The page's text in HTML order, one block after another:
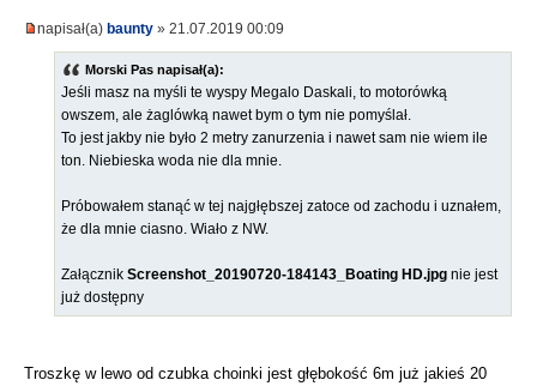
napisał(a) baunty » 21.07.2019 00:09
Morski Pas napisał(a):
Jeśli masz na myśli te wyspy Megalo Daskali, to motorówką
owszem, ale żaglówką nawet bym o tym nie pomyślał.
To jest jakby nie było 2 metry zanurzenia i nawet sam nie wiem ile
ton. Niebieska woda nie dla mnie.
Próbowałem stanąć w tej najgłębszej zatoce od zachodu i uznałem,
że dla mnie ciasno. Wiało z NW.
Załącznik Screenshot_20190720-184143_Boating HD.jpg nie jest
już dostępny
Troszkę w lewo od czubka choinki jest głębokość 6m już jakieś 20